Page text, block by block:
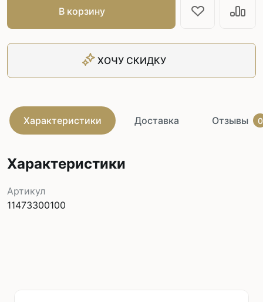
В корзину
ХОЧУ СКИДКУ
Характеристики Доставка Отзывы 0
Характеристики
Артикул
11473300100